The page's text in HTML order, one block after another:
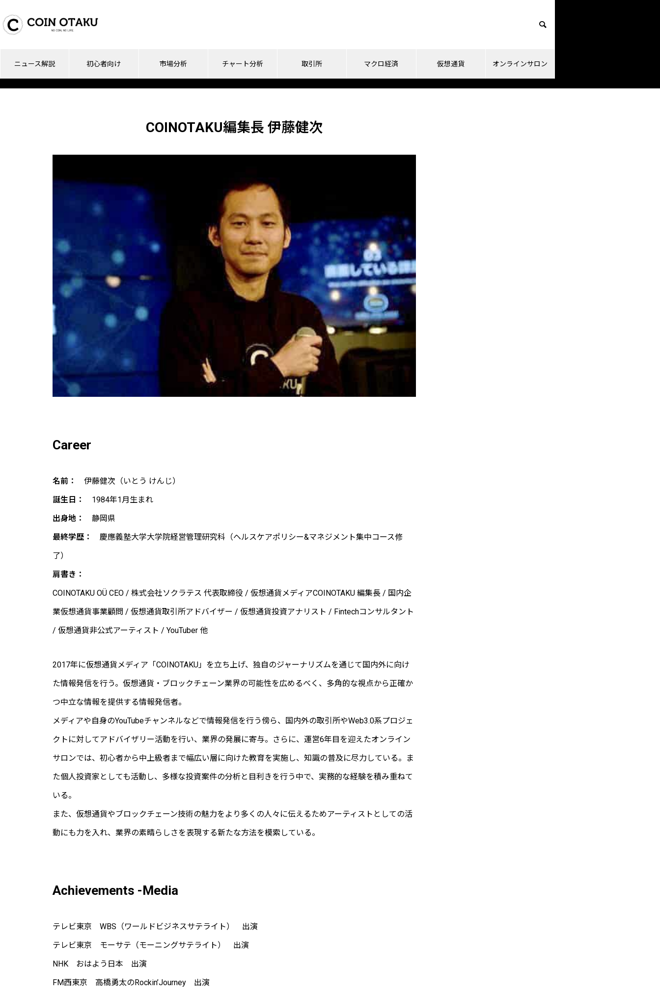
ニュース解説 初心者向け 市場分析 チャート分析 取引所 マクロ経済 仮想通貨 オンラインサロン
COINOTAKU編集長 伊藤健次
Career
名前：
伊藤健次（いとう けんじ）
誕生日：
1984年1月生まれ
出身地：
静岡県
最終学歴：
慶應義塾大学大学院経営管理研究科（ヘルスケアポリシー&マネジメント集中コース修
了）
肩書き：
COINOTAKU OÜ CEO / 株式会社ソクラテス 代表取締役 / 仮想通貨メディアCOINOTAKU 編集長 / 国内企
業仮想通貨事業顧問 / 仮想通貨取引所アドバイザー / 仮想通貨投資アナリスト / Fintechコンサルタント
/ 仮想通貨非公式アーティスト / YouTuber 他
2017年に仮想通貨メディア「COINOTAKU」を立ち上げ、独自のジャーナリズムを通じて国内外に向け
た情報発信を行う。仮想通貨・ブロックチェーン業界の可能性を広めるべく、多角的な視点から正確か
つ中立な情報を提供する情報発信者。
メディアや自身のYouTubeチャンネルなどで情報発信を行う傍ら、国内外の取引所やWeb3.0系プロジェ
クトに対してアドバイザリー活動を行い、業界の発展に寄与。さらに、運営6年目を迎えたオンライン
サロンでは、初心者から中上級者まで幅広い層に向けた教育を実施し、知識の普及に尽力している。ま
た個人投資家としても活動し、多様な投資案件の分析と目利きを行う中で、実務的な経験を積み重ねて
いる。
また、仮想通貨やブロックチェーン技術の魅力をより多くの人々に伝えるためアーティストとしての活
動にも力を入れ、業界の素晴らしさを表現する新たな方法を模索している。
Achievements -Media
テレビ東京 WBS（ワールドビジネスサテライト） 出演
テレビ東京 モーサテ（モーニングサテライト） 出演
NHK おはよう日本 出演
FM西東京 高橋勇太のRockin’Journey 出演